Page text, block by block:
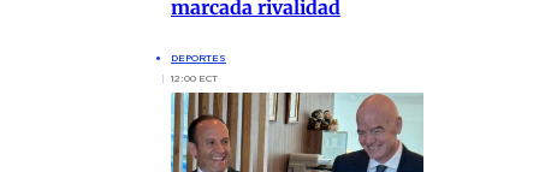
marcada rivalidad
DEPORTES
12:00 ECT